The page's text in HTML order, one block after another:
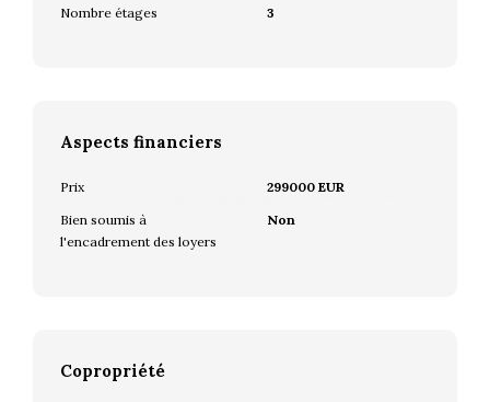
Nombre étages
3
Aspects financiers
Prix
299000 EUR
Bien soumis à
l'encadrement des loyers
Non
Copropriété